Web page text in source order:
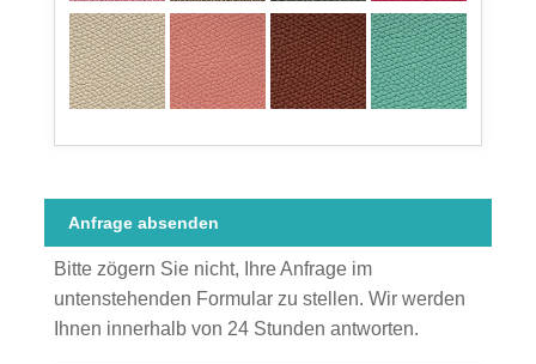
Anfrage absenden
Bitte zögern Sie nicht, Ihre Anfrage im
untenstehenden Formular zu stellen. Wir werden
Ihnen innerhalb von 24 Stunden antworten.